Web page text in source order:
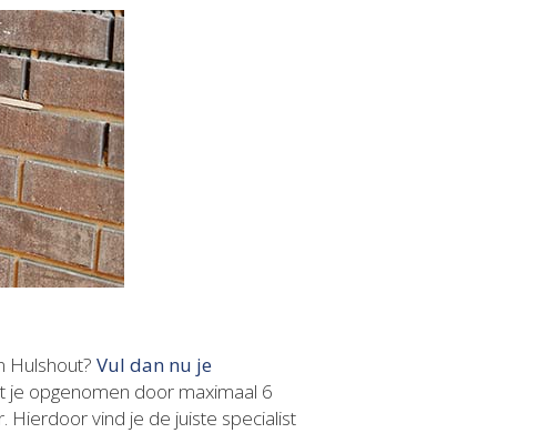
Hulshout? Vul dan nu je
je opgenomen door maximaal 6
Hierdoor vind je de juiste specialist